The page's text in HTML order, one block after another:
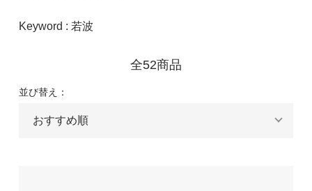
Keyword : 若波
全52商品
並び替え：